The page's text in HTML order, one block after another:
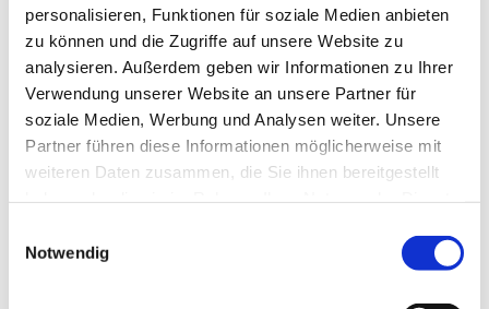
personalisieren, Funktionen für soziale Medien anbieten
zu können und die Zugriffe auf unsere Website zu
analysieren. Außerdem geben wir Informationen zu Ihrer
Verwendung unserer Website an unsere Partner für
soziale Medien, Werbung und Analysen weiter. Unsere
Partner führen diese Informationen möglicherweise mit
weiteren Daten zusammen, die Sie ihnen bereitgestellt
Notwendig
Dies könnte Sie auch
interessieren